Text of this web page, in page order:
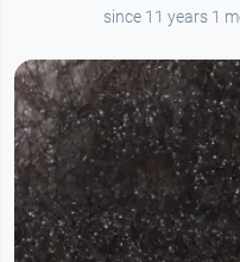
since 11 years 1